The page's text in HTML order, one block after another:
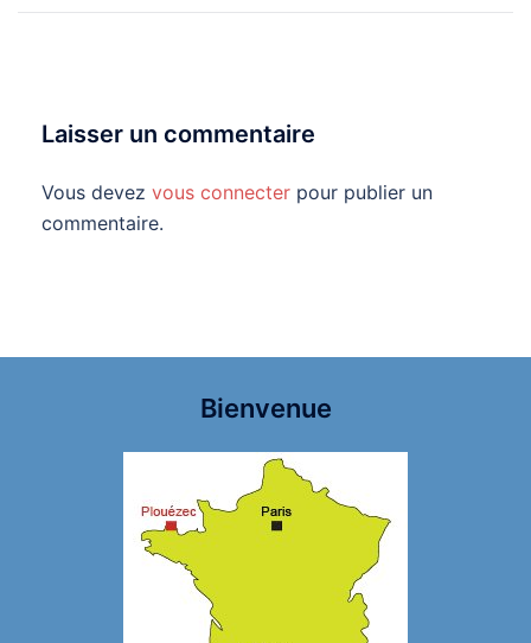
Laisser un commentaire
Vous devez vous connecter pour publier un
commentaire.
Bienvenue